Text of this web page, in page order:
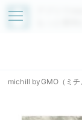
アプリで
michill byGMO（ミチ